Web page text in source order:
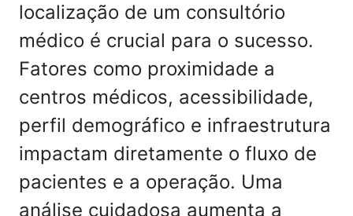
localização de um consultório
médico é crucial para o sucesso.
Fatores como proximidade a
centros médicos, acessibilidade,
perfil demográfico e infraestrutura
impactam diretamente o fluxo de
pacientes e a operação. Uma
análise cuidadosa aumenta a